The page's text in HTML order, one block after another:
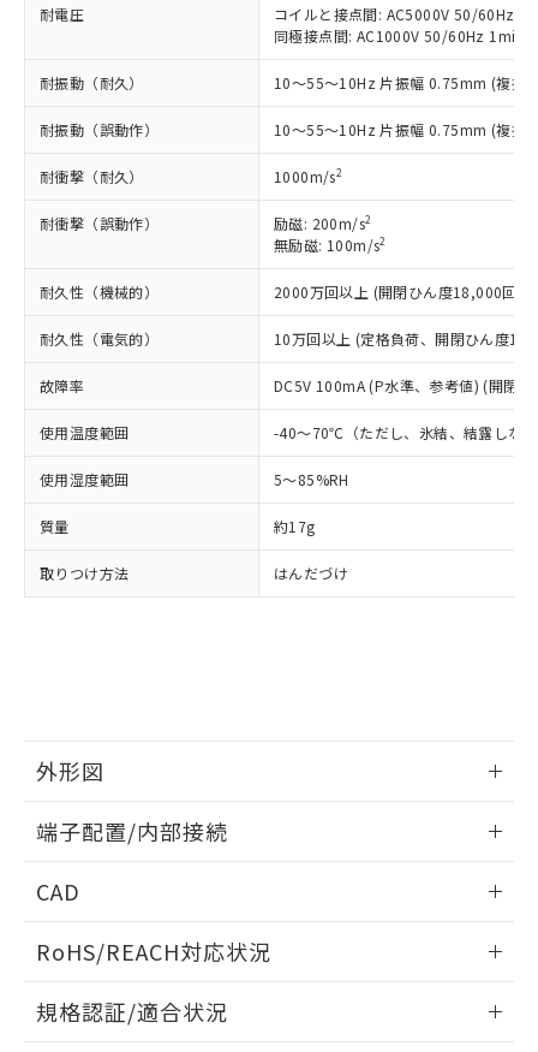
耐電圧
コイルと接点間: AC5000V 50/60Hz
同極接点間: AC1000V 50/60Hz 1min
耐振動（耐久） 10～55～10Hz 片振幅 0.75mm (複振
耐振動（誤動作） 10～55～10Hz 片振幅 0.75mm (複振
耐衝撃（耐久） 1000m/s2
耐衝撃（誤動作） 励磁: 200m/s2
無励磁: 100m/s2
耐久性（機械的） 2000万回以上 (開閉ひん度18,000回/h)
耐久性（電気的） 10万回以上 (定格負荷、開閉ひん度
故障率 DC5V 100mA (P水準、参考値) (開閉
使用温度範囲 -40～70℃（ただし、氷結、結露しな
使用湿度範囲 5～85%RH
質量 約17g
取りつけ方法 はんだづけ
外形図
外形図
端子配置/内部接続
端子配置/内部接続
CAD
ドすることができます。
ログイン/会員登録
RoHS/REACH対応状況
規格認証/適合状況
タに基づき作成されるものであり、閲
覧された時点での実際の在庫および標
準価格とは異なる場合があることをご
正式な納期状況および標準価格はお客
様のお取引先、またはお客様担当のオ
ムロン制御機器販売店・当社販売員に
ご相談ください。
オムロン制御機器販売店や当社販売拠
販売ネットワーク
」をご確認
在庫状況および標準価格結果を当社の
事前の承諾なく第三者に漏洩または開
示しないようお願いします。
マイパーツ機能（部品リスト作成サー
ビス）をご利用いただくには、I-Web
メンバーズにご登録されている必要が
お客様が当ウェブサイト上で当社にご
登録された部品リストについて、当社
および当社の共同利用者が、当社の製
品・サービスに関するお客様との取
引・商談に必要な範囲で利用すること
をご了承ください。
鉛(Pb) 1000ppm以下、 水銀(Hg) 1000ppm以下、 カド
六価クロム(Cr(Ⅵ)) 1000ppm以下、ポリ臭化ビフェニル
類(PBB) 1000ppm以下、ポリ臭化ジフェニルエーテル類
(PBDE) 1000ppm以下、フタル酸ビス(2-エチルヘキシ
ル) (DEHP)(別名：DOP) 1000ppm以下、フタル酸ブチ
ルベンジル（BBP） 1000ppm以下、フタル酸ジブチル
（DBP） 1000ppm以下、フタル酸ジイソブチル
(DIBP) 1000ppm以下
但し、RoHS指令で産業用監視および制御機器に対する
フタル酸エステル類の４物質については閾値を超える意
図的な使用がないことを確認しています。
部品在庫の切り替え状況などにより、予定
月が前後することがあります。
※3 非含有証明書ダウンロード
下記の非含有証明書をダウンロードするこ
とができます。
また、RoHS指令のフタル酸エステル類４
物質の対応では、対応完了までの期間は出
欄に対応日を記載しておりました。
既に当社にて対応品への在庫切替を完了
していることから、特段のことがない限
す。
*中国RoHS10物質の基準値 (GB/T26572)：
Pb(鉛) :1000ppm、 Hg(水銀) : 1000ppm、 Cd(カドミウ
Cr(Ⅵ)(六価クロム) : 1000ppm、 PBBs(ポリ臭化ビフェ
DBP(フタル酸ジブチル) : 1000ppm、 DIBP(フタル酸ジ
イソブチル) : 1000ppm、 BBP(フタル酸ブチルベンジ
ル) : 1000ppm、
DEHP(フタル酸ビス(2-エチルヘキシル)) : 1000ppm
※2 環境保護使用期限
「ｅ」：有害物質（10物質）のすべてが基
準値以下であることを示します。
「10」：通常の使用状況下において有害物
質が外部に漏えいし、環境に深刻な影響を
及ぼさない年数を意味します。
「－」：未確認です。当社販売部門へお問
または国外への提供する場合は、日本
国政府の輸出許可(または役務取引許
可)を取得するなどの必要な手続きを
当社は規制貨物を破棄する場合は、完
全に破砕するなど、違法に輸出されな
いよう必要な手段を講じます。
当社は貴社製品を、核兵器、ミサイ
ル、化学兵器、生物兵器またはその他
武器並びにこれらの製造装置等に一切
使用いたしません。
当社は、貴社製品を第三者に販売する
場合は、上記1、2および3の内容を当
該第三者に通知します。また当社は、
販売先および販売に係わる関係者が違
法に輸出するおそれがある場合は、取
り引きをいたしません。
キャンセル
一定数以上の在庫あり
一定数には満たないが在庫あり
－
在庫なし(最新の在庫状況につ
いては、お客様のお取引先、ま
たはお客様担当のオムロン制御
機器販売店・当社販売員にご確
認ください)
受注生産機種、また在庫状況の
情報を公開していない機種